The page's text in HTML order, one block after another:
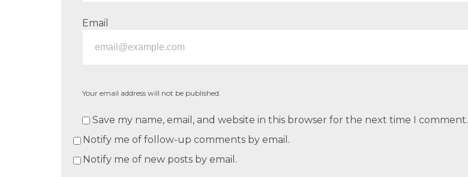
Email
Your email address will not be published.
Save my name, email, and website in this browser for the next time I comment.
Notify me of follow-up comments by email.
Notify me of new posts by email.